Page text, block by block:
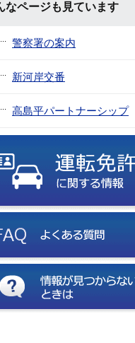
なページも見ています
警察署の案内
新河岸交番
高島平パートナーシップ